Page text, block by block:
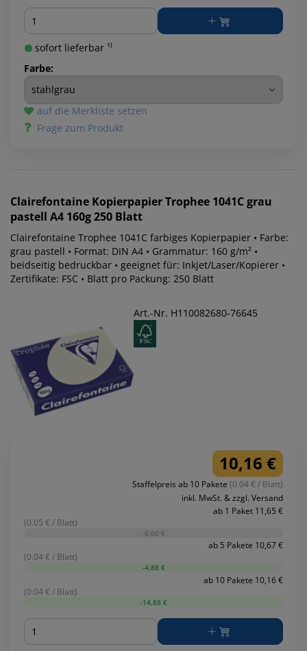
Menge
sofort lieferbar ¹⁾
Farbe:
auf die Merkliste setzen
Frage zum Produkt
Clairefontaine Kopierpapier Trophee 1041C grau
pastell A4 160g 250 Blatt
Clairefontaine Trophee 1041C farbiges Kopierpapier • Farbe:
grau pastell • Format: DIN A4 • Grammatur: 160 g/m² •
beidseitig bedruckbar • geeignet für: Inkjet/Laser/Kopierer •
Zertifikate: FSC • Blatt pro Packung: 250 Blatt
Art.-Nr. H110082680-76645
10,16 €
Staffelpreis ab 10 Pakete (0.04 € / Blatt)
inkl. MwSt. & zzgl. Versand
ab 1 Paket 11,65 €
(0.05 € / Blatt)
-0,00 €
ab 5 Pakete 10,67 €
(0.04 € / Blatt)
-4,88 €
ab 10 Pakete 10,16 €
(0.04 € / Blatt)
-14,88 €
Menge